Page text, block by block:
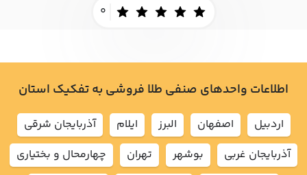
0
اطلاعات واحدهای صنفی طلا فروشی به تفکیک استان
اردبيل اصفهان البرز ايلام
آذربايجان شرقي
آذربايجان غربي
بوشهر تهران
چهارمحال و بختياري